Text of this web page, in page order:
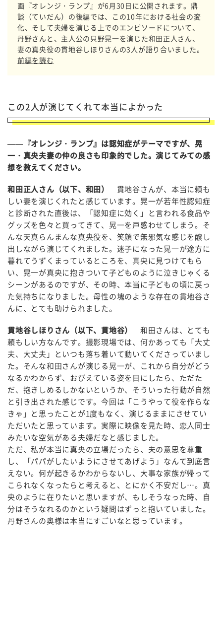
画『オレンジ・ランプ』が6月30日に公開されます。鼎
談（ていだん）の後編では、この10年における社会の変
化、そして夫婦を演じる上でのエンピソードについて、
丹野さんと、主人公の只野晃一を演じた和田正人さん、
妻の真央役の貫地谷しほりさんの3人が語り合いました。
前編を読む
この2人が演じてくれて本当によかった
——『オレンジ・ランプ』は認知症がテーマですが、晃
一・真央夫妻の仲の良さも印象的でした。演じてみての感
想を教えてください。
和田正人さん（以下、和田）
貫地谷さんが、本当に頼も
しい妻を演じくれたと感じています。晃一が若年性認知症
と診断された直後は、「認知症に効く」と言われる食品や
グッズを色々と買ってきて、晃一を戸惑わせてしまう。そ
んな天真らんまんな真央役を、笑顔で無邪気な感じを醸し
出しながら演じてくれました。迷子になった晃一が途方に
暮れてうずくまっているところを、真央に見つけてもら
い、晃一が真央に抱きついて子どものように泣きじゃくる
シーンがあるのですが、その時、本当に子どもの頃に戻っ
た気持ちになりました。母性の塊のような存在の貫地谷さ
んに、とても助けられました。
貫地谷しほりさん（以下、貫地谷）
和田さんは、とても
頼もしい方なんです。撮影現場では、何かあっても「大丈
夫、大丈夫」といつも落ち着いて動いてくださっていまし
た。そんな和田さんが演じる晃一が、これから自分がどう
なるかわからず、おびえている姿を目にしたら、ただた
だ、抱きしめるしかないというか、そういった行動が自然
と引き出された感じです。今回は「こうやって役を作らな
きゃ」と思ったことが1度もなく、演じるままにさせてい
ただいたと思っています。実際に映像を見た時、恋人同士
みたいな空気がある夫婦だなと感じました。
ただ、私が本当に真央の立場だったら、夫の意思を尊重
し、「パパがしたいようにさせてあげよう」なんて到底言
えない。何が起きるかわからないし、大事な家族が帰って
こられなくなったらと考えると、とにかく不安だし…。真
央のように在りたいと思いますが、もしそうなった時、自
分はそうなれるのかという疑問はずっと抱いていました。
丹野さんの奥様は本当にすごいなと思っています。